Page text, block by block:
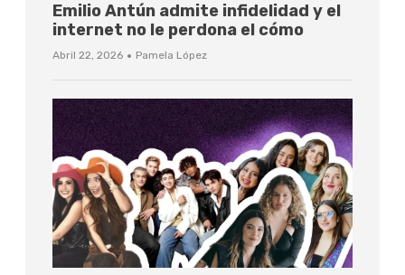
Emilio Antún admite infidelidad y el
internet no le perdona el cómo
Abril 22, 2026 · Pamela López